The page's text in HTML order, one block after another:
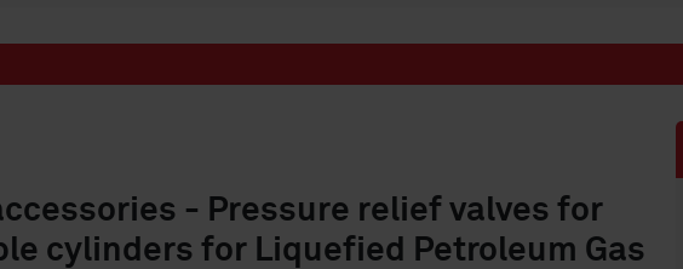
- Pressure relief valves for
cylinders for Liquefied Petroleum Gas